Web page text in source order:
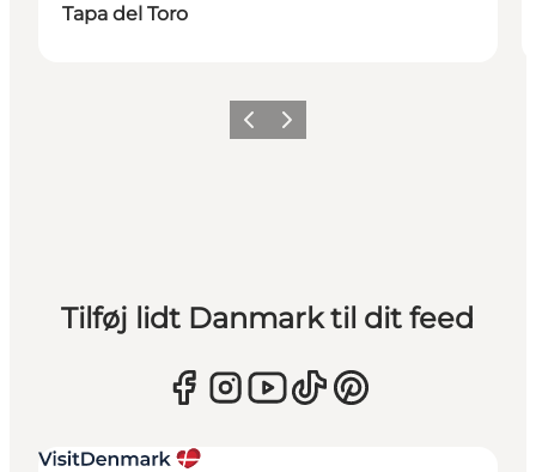
Tapa del Toro
ForrigeNæste
Tilføj lidt Danmark til dit feed